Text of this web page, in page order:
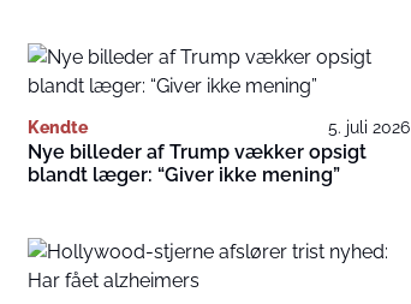
Kendte 5. juli 2026
Nye billeder af Trump vækker opsigt
blandt læger: “Giver ikke mening”